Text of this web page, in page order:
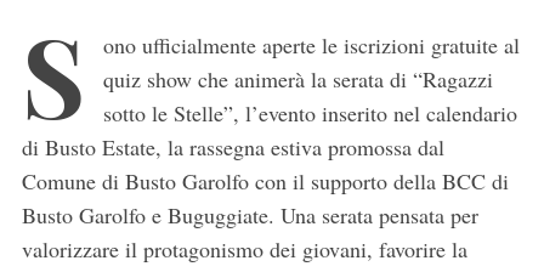
S
ono ufficialmente aperte le iscrizioni gratuite al
quiz show che animerà la serata di “Ragazzi
sotto le Stelle”, l’evento inserito nel calendario
di Busto Estate, la rassegna estiva promossa dal
Comune di Busto Garolfo con il supporto della BCC di
Busto Garolfo e Buguggiate. Una serata pensata per
valorizzare il protagonismo dei giovani, favorire la